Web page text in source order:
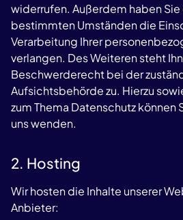
widerrufen. Außerdem haben Sie
bestimmten Umständen die
Verarbeitung Ihrer
verlangen. Des Weiteren steht
Beschwerderecht bei der
Aufsichtsbehörde zu. Hierzu
zum Thema Datenschutz können
uns wenden.
2. Hosting
Wir hosten die Inhalte unserer
Anbieter: